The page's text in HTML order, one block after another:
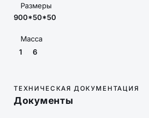
Размеры
900*50*50
Масса
1
6
ТЕХНИЧЕСКАЯ ДОКУМЕНТАЦИЯ
Документы